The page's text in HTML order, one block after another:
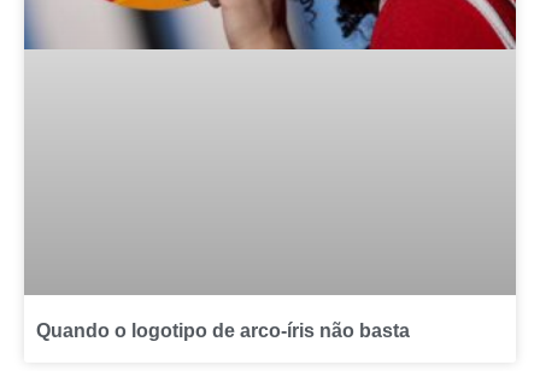
Quando o logotipo de arco-íris não basta